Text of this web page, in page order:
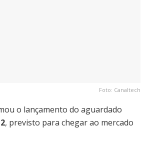
Foto: Canaltech
o lançamento do aguardado
, previsto para chegar ao mercado